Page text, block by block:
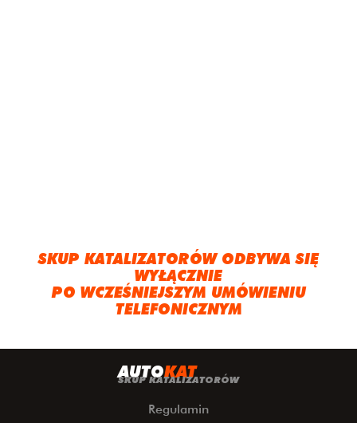
SKUP KATALIZATORÓW ODBYWA SIĘ
WYŁĄCZNIE
PO WCZEŚNIEJSZYM UMÓWIENIU
TELEFONICZNYM
AUTOKAT
SKUP KATALIZATORÓW
Regulamin